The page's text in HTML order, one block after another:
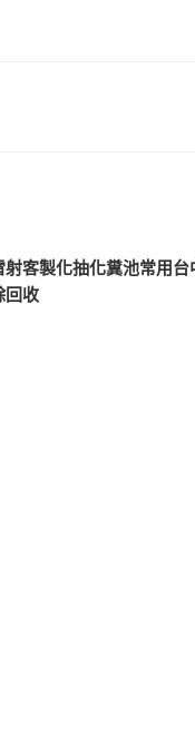
射客製化抽化糞池常用台
回收